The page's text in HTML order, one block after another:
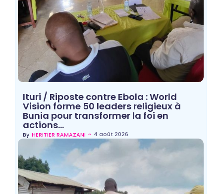
Ituri / Riposte contre Ebola : World
Vision forme 50 leaders religieux à
Bunia pour transformer la foi en
actions…
By HERITIER RAMAZANI ~ 4 août 2026